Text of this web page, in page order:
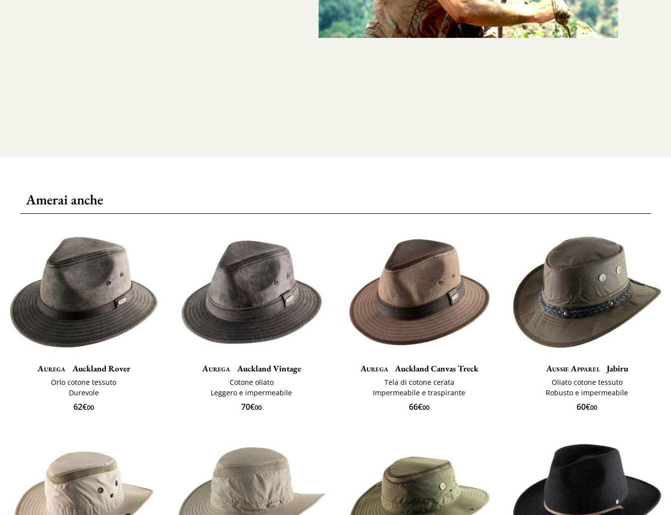
Amerai anche
Aurega Auckland Rover
Orlo cotone tessuto
Durevole
62€00
Aurega Auckland Vintage
Cotone oliato
Leggero e impermeabile
70€00
Aurega Auckland Canvas Treck
Tela di cotone cerata
Impermeabile e traspirante
66€00
Aussie Apparel Jabiru
Oliato cotone tessuto
Robusto e impermeabile
60€00